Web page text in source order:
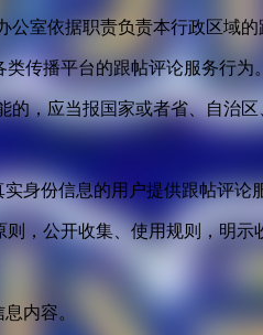
室依据职责负责本行政区域
传播平台的跟帖评论服务行为
，应当报国家或者省、自治
身份信息的用户提供跟帖评论
，公开收集、使用规则，明
内容。